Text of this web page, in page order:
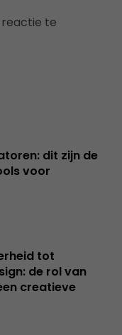
te
dit zijn de
voor
tot
de rol van
creatieve